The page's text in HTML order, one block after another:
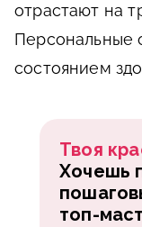
отрастают на
Персональные
состоянием
Твоя
Хочешь
топ-